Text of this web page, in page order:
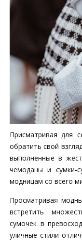
Присматривая для
обратить свой
выполненные в
чемоданы и сумки-
модницам со всего
Просматривая
встретить
сумочек в
уличные стили